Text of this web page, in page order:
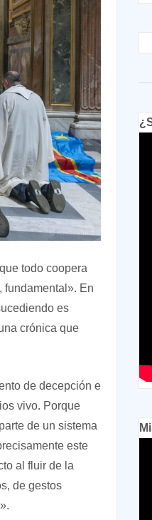
todo coopera
fundamental». En
es
crónica que
de decepción e
vivo. Porque
de un sistema
este
al fluir de la
de gestos